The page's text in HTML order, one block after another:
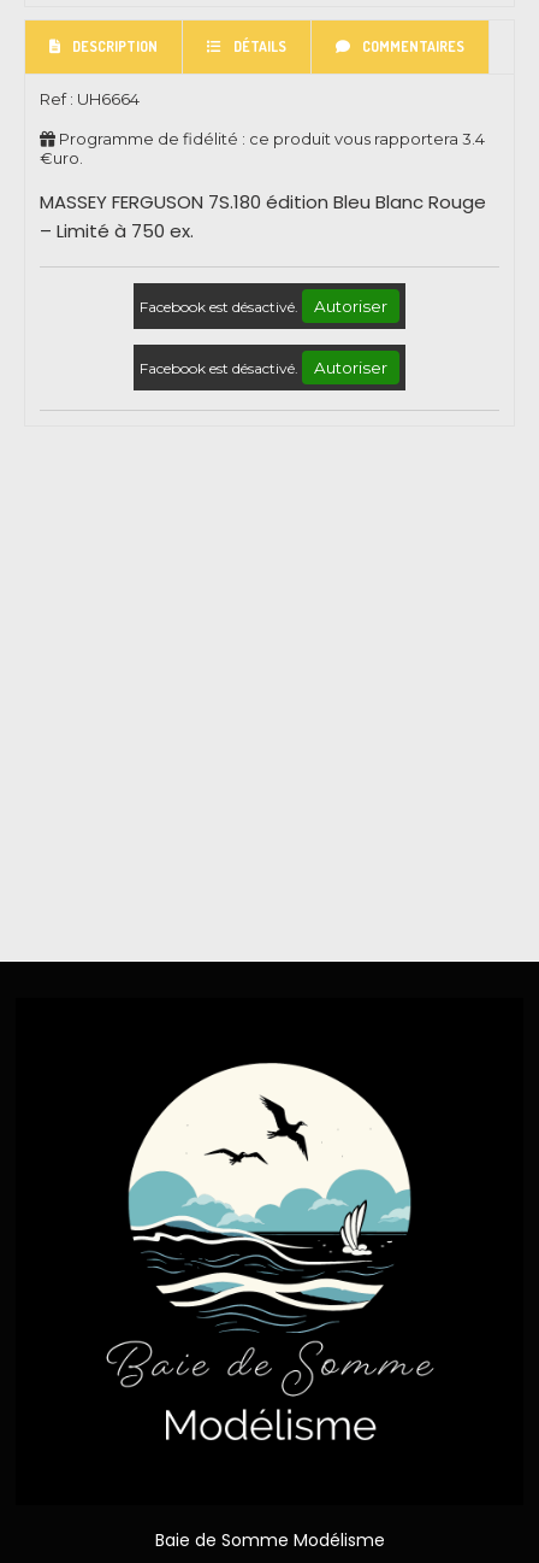
DESCRIPTION DÉTAILS COMMENTAIRES
Ref : UH6664
Programme de fidélité : ce produit vous rapportera 3.4
€uro.
MASSEY FERGUSON 7S.180 édition Bleu Blanc Rouge
– Limité à 750 ex.
Facebook est désactivé. Autoriser
Facebook est désactivé. Autoriser
Baie de Somme Modélisme